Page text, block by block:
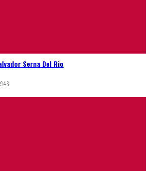
Serna Del Rio